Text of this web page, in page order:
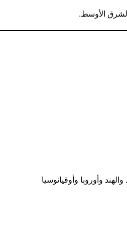
الأوسط.
وأوروبا وأوقيانوسيا